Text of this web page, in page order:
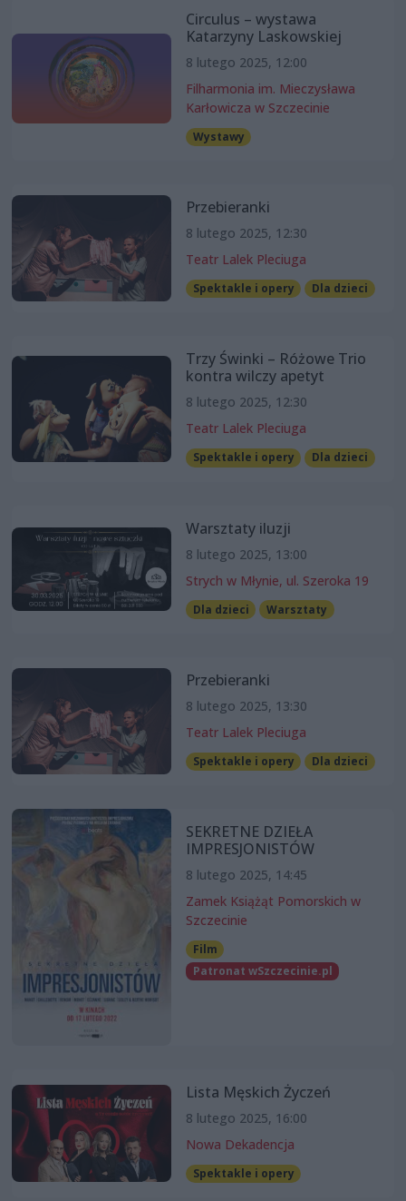
Circulus – wystawa
Katarzyny Laskowskiej
8 lutego 2025, 12:00
Filharmonia im. Mieczysława
Karłowicza w Szczecinie
Wystawy
Przebieranki
8 lutego 2025, 12:30
Teatr Lalek Pleciuga
Spektakle i opery Dla dzieci
Trzy Świnki – Różowe Trio
kontra wilczy apetyt
8 lutego 2025, 12:30
Teatr Lalek Pleciuga
Spektakle i opery Dla dzieci
Warsztaty iluzji
8 lutego 2025, 13:00
Strych w Młynie, ul. Szeroka 19
Dla dzieci Warsztaty
Przebieranki
8 lutego 2025, 13:30
Teatr Lalek Pleciuga
Spektakle i opery Dla dzieci
SEKRETNE DZIEŁA
IMPRESJONISTÓW
8 lutego 2025, 14:45
Zamek Książąt Pomorskich w
Szczecinie
Film
Patronat wSzczecinie.pl
Lista Męskich Życzeń
8 lutego 2025, 16:00
Nowa Dekadencja
Spektakle i opery